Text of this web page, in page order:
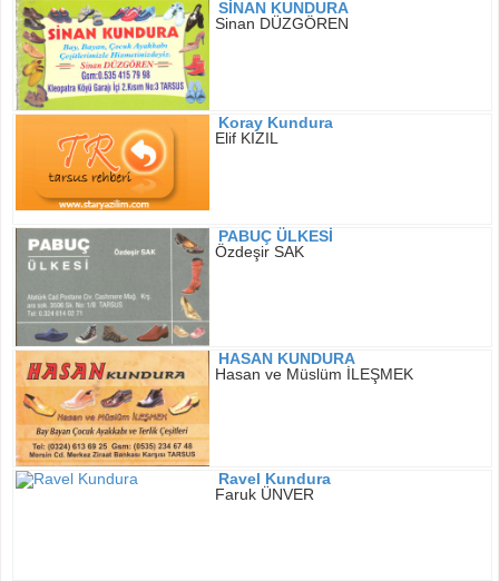
SİNAN KUNDURA
Sinan DÜZGÖREN
Koray Kundura
Elif KIZIL
PABUÇ ÜLKESİ
Özdeşir SAK
HASAN KUNDURA
Hasan ve Müslüm İLEŞMEK
Ravel Kundura
Faruk ÜNVER